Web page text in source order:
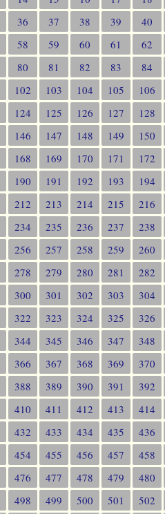
36 37 38 39 40
58 59 60 61 62
80 81 82 83 84
102 103 104 105 106
124 125 126 127 128
146 147 148 149 150
168 169 170 171 172
190 191 192 193 194
212 213 214 215 216
234 235 236 237 238
256 257 258 259 260
278 279 280 281 282
300 301 302 303 304
322 323 324 325 326
344 345 346 347 348
366 367 368 369 370
388 389 390 391 392
410 411 412 413 414
432 433 434 435 436
454 455 456 457 458
476 477 478 479 480
498 499 500 501 502